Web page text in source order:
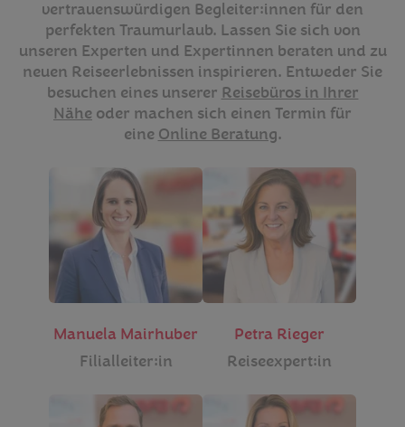
vertrauenswürdigen Begleiter:innen für den
perfekten Traumurlaub. Lassen Sie sich von
unseren Experten und Expertinnen beraten und zu
neuen Reiseerlebnissen inspirieren. Entweder Sie
besuchen eines unserer Reisebüros in Ihrer
Nähe oder machen sich einen Termin für
eine Online Beratung.
Manuela Mairhuber
Filialleiter:in
Petra Rieger
Reiseexpert:in